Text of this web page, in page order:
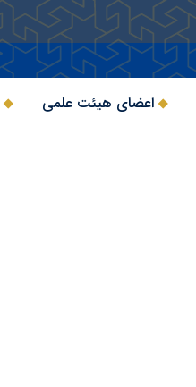
اعضای هیئت علمی